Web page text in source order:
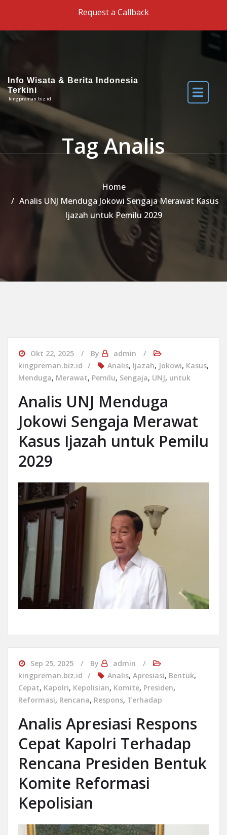
Request a Callback
Info Wisata & Berita Indonesia
Terkini
kingpreman.biz.id
Tag Analis
Home
Analis UNJ Menduga Jokowi Sengaja Merawat Kasus
Ijazah untuk Pemilu 2029
Okt 22, 2025 By
admin
kingpreman.biz.id
Analis, Ijazah, Jokowi, Kasus,
Menduga, Merawat, Pemilu, Sengaja, UNJ, untuk
Analis UNJ Menduga
Jokowi Sengaja Merawat
Kasus Ijazah untuk Pemilu
2029
Sep 25, 2025 By
admin
kingpreman.biz.id
Analis, Apresiasi, Bentuk,
Cepat, Kapolri, Kepolisian, Komite, Presiden,
Reformasi, Rencana, Respons, Terhadap
Analis Apresiasi Respons
Cepat Kapolri Terhadap
Rencana Presiden Bentuk
Komite Reformasi
Kepolisian